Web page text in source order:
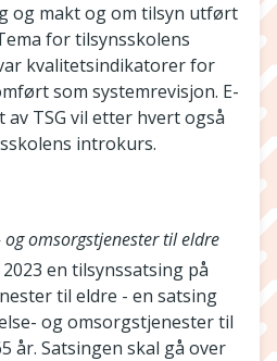
og makt og om tilsyn utført
for tilsynsskolens
kvalitetsindikatorer for
som systemrevisjon. E-
TSG vil etter hvert også
introkurs.
og omsorgstjenester til eldre
en tilsynssatsing på
til eldre - en satsing
og omsorgstjenester til
år. Satsingen skal gå over